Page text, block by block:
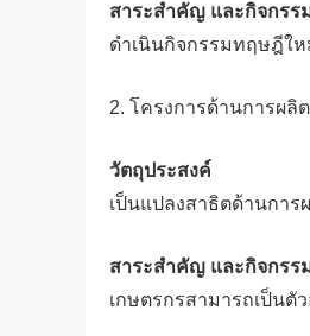
สาระสำคัญ และกิจกรร
ดำเนินกิจกรรมทฤษฎีใ
2. โครงการด้านการผลิ
วัตถุประสงค์
เป็นแปลงสาธิตด้านการ
สาระสำคัญ และกิจกรร
เกษตรกรสามารถเป็นตั